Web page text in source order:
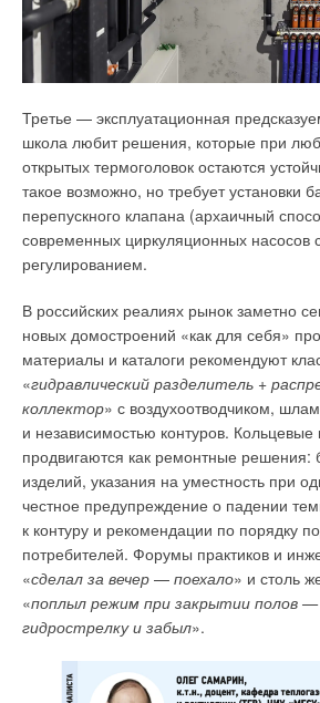
Третье — эксплуатационная
школа любит решения, которые при
открытых термоголовок остаются
такое возможно, но требует установки
перепускного клапана (архаичный
современных циркуляционных насосов
регулированием.
В российских реалиях рынок заметно
новых домостроений «как для себя»
материалы и каталоги рекомендуют
«гидравлический разделитель +
коллектор» с воздухоотводчиком,
и независимостью контуров. Кольцевые
продвигаются как ремонтные решения:
изделий, указания на уместность при
честное предупреждение о падении
к контуру и рекомендации по порядку
потребителей. Форумы практиков и
«сделал за вечер — поехало» и столь
«поплыл режим при закрытии полов
гидрострелку и забыл».
Пример расчёта и результаты
Объектом исследования стал
центральной сети к корпусу А НИУ
расположен в климатических условиях
и имеет следующие параметры:
температура за весь период
температура наиболее холодной
средняя температура за отопительный
−2,2°C, средняя относительная
отопительного периода составляет 205
преобладающим направлением ветра
февраль является западное.
На основе требований и собранных
структура базы данных. База данных
обучающую и тестовую выборки. Объём
(96 значения) — один календарный год
2022 года. Объём обучающей выборки
предшествующих прогнозируемому.
Передаточная функция объекта
следующий вид: